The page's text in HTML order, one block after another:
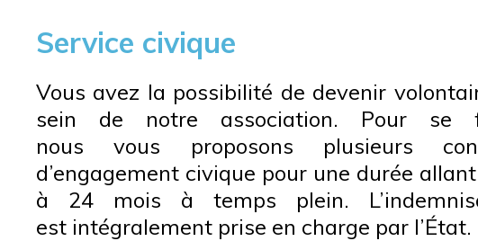
Service civique
Vous avez la possibilité de devenir
sein de notre association. Pour se
nous vous proposons plusieurs
d’engagement civique pour une durée
à 24 mois à temps plein.
est intégralement prise en charge par l’État.